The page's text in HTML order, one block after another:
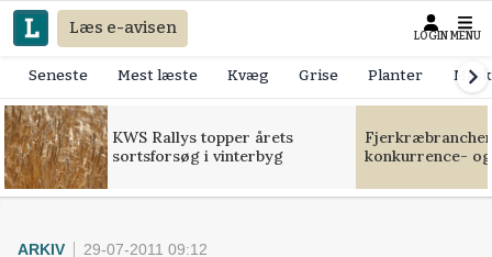
Læs e-avisen LOGIN MENU
Seneste Mest læste Kvæg Grise Planter
KWS Rallys topper årets
sortsforsøg i vinterbyg
konkurrence-
ARKIV 29-07-2011 09:12